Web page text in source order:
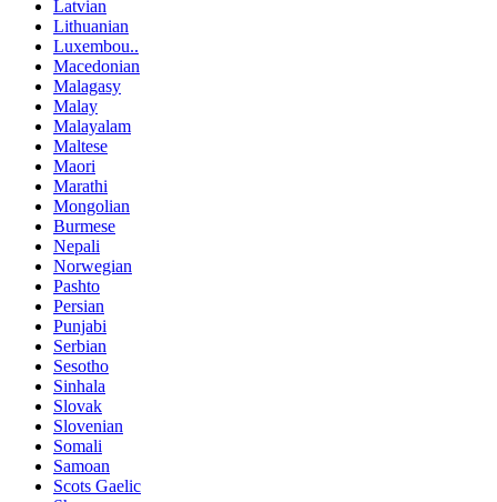
Latvian
Lithuanian
Luxembou..
Macedonian
Malagasy
Malay
Malayalam
Maltese
Maori
Marathi
Mongolian
Burmese
Nepali
Norwegian
Pashto
Persian
Punjabi
Serbian
Sesotho
Sinhala
Slovak
Slovenian
Somali
Samoan
Scots Gaelic